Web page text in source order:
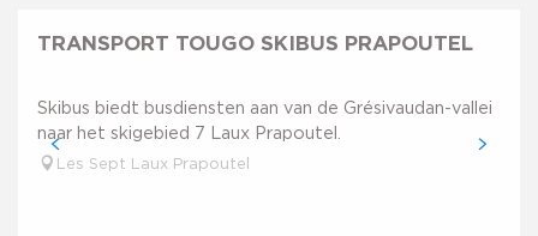
TRANSPORT TOUGO SKIBUS PRAPOUTEL
Skibus biedt busdiensten aan van de Grésivaudan-vallei
naar het skigebied 7 Laux Prapoutel.
Les Sept Laux Prapoutel